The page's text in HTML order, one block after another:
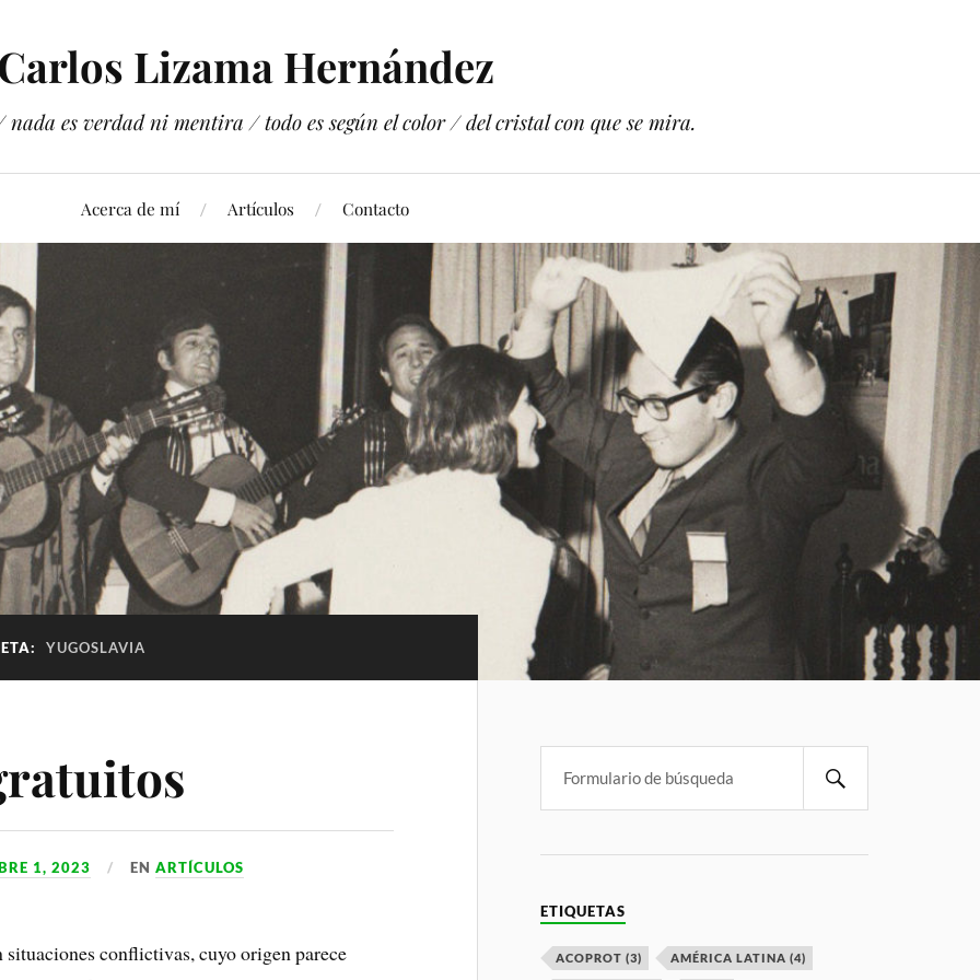
Lizama Hernández
es verdad ni mentira / todo es según el color / del cristal con que se mira.
Acerca de mí Artículos Contacto
YUGOSLAVIA
1, 2023 ENARTÍCULOS
situaciones conflictivas, cuyo origen parece
ETIQUETAS
ACOPROT (3) AMÉRICA LATINA (4)